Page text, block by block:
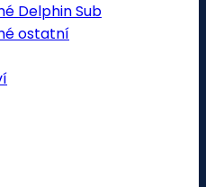
Delphin Sub
ostatní